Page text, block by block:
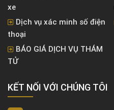
xe
Dịch vụ xác minh số điện
thoại
BÁO GIÁ DỊCH VỤ THÁM
TỬ
KẾT NỐI VỚI CHÚNG TÔI